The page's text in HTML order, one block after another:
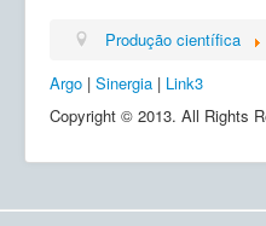
Solicitações
Produção científica
Argo | Sinergia | Link3
Copyright © 2013. All Rights